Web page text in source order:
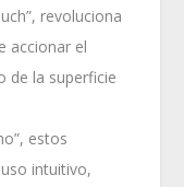
revoluciona
accionar el
de la superficie
estos
intuitivo,